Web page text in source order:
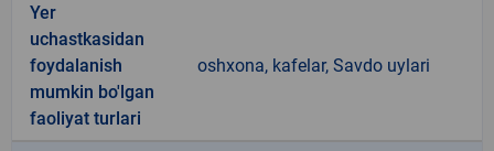
Yer
uchastkasidan
foydalanish
mumkin bo'lgan
faoliyat turlari
oshxona, kafelar, Savdo uylari